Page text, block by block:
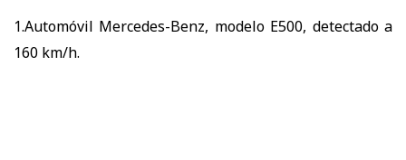
1.Automóvil Mercedes-Benz, modelo E500, detectado a
160 km/h.